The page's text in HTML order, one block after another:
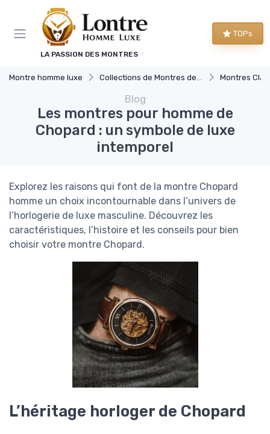
LA PASSION DES MONTRES
TOPs
Montre homme luxe Collections de Montres de Luxe Montres
Blog
Les montres pour homme de
Chopard : un symbole de luxe
intemporel
Explorez les raisons qui font de la montre Chopard
homme un choix incontournable dans l’univers de
l’horlogerie de luxe masculine. Découvrez les
caractéristiques, l’histoire et les conseils pour bien
choisir votre montre Chopard.
L’héritage horloger de Chopard
Panneau de gestion des cookies